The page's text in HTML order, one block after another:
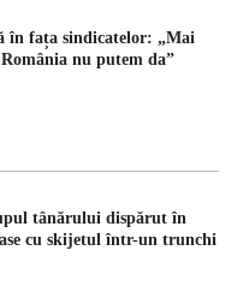
în fața sindicatelor: „Mai
nu putem da”
tânărului dispărut în
cu skijetul într-un trunchi